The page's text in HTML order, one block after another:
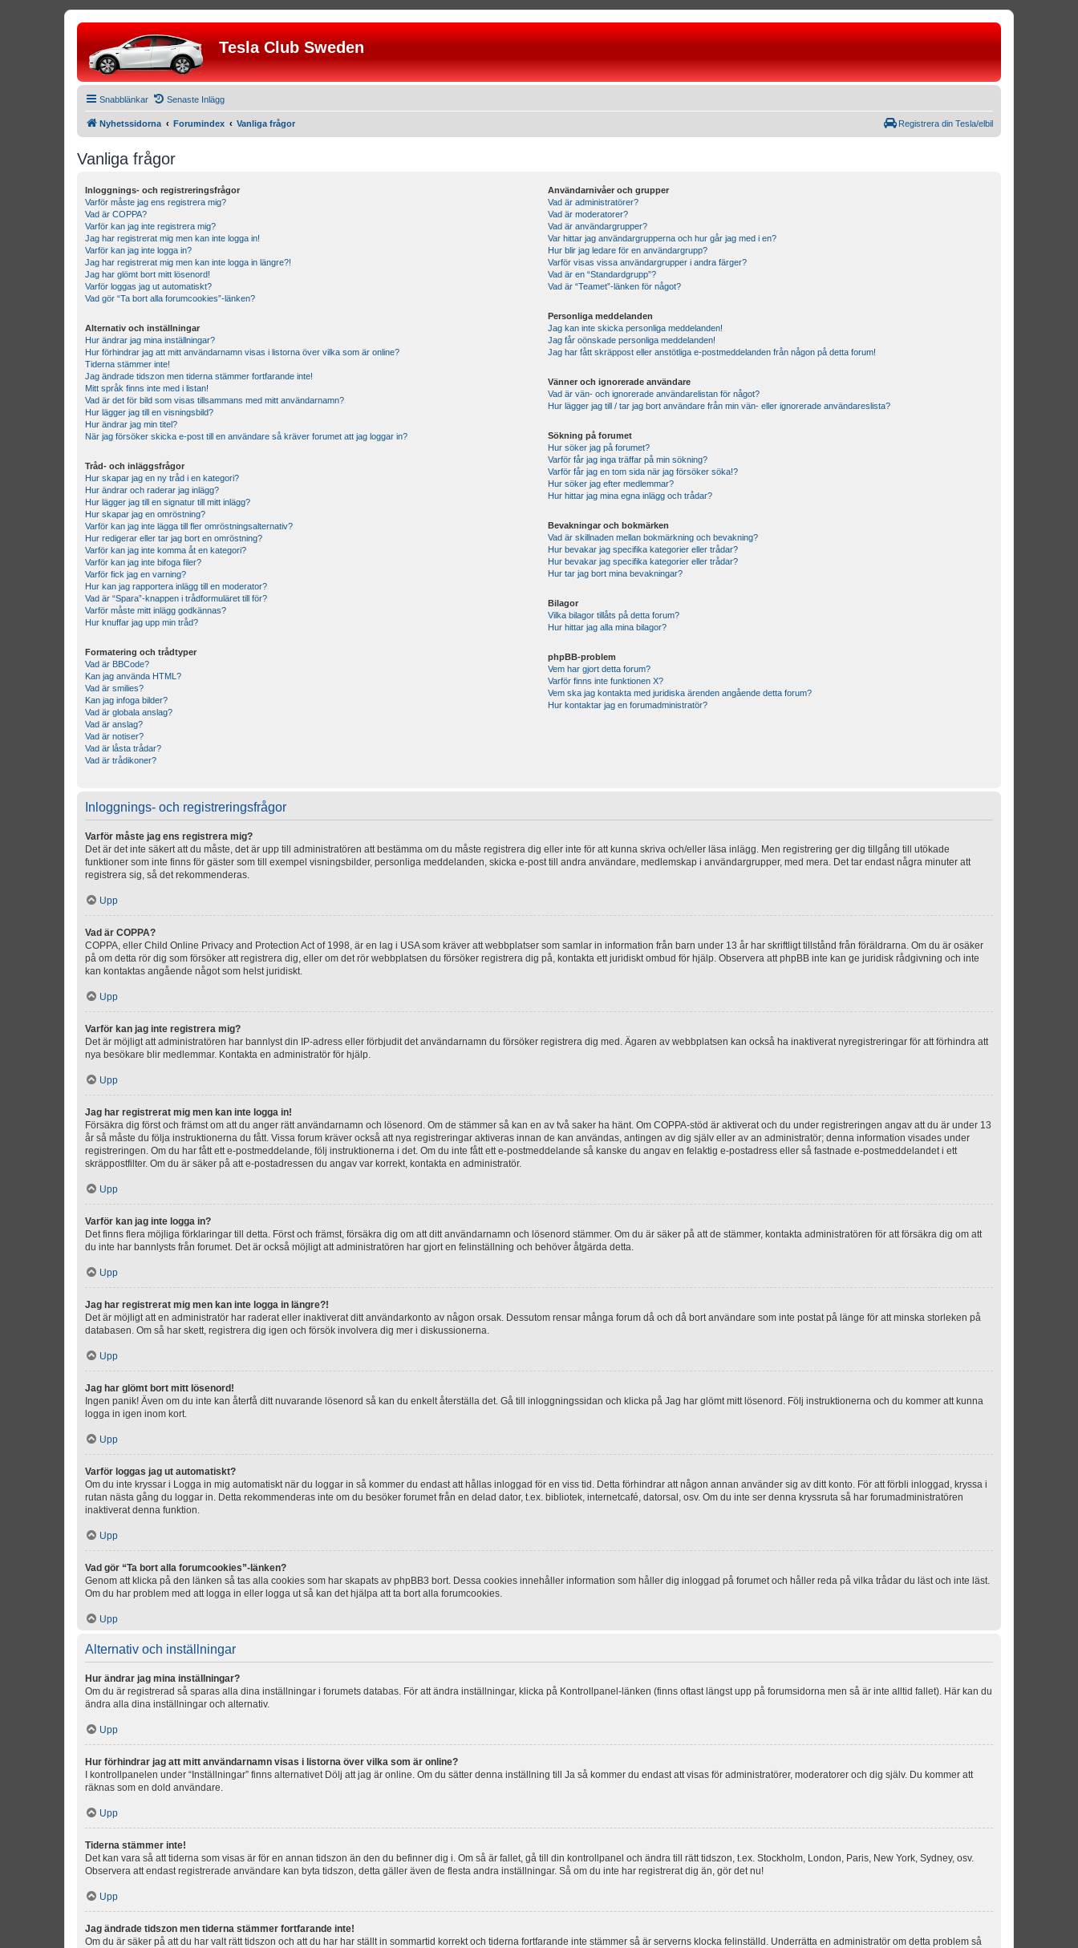
Tesla Club Sweden
Snabblänkar Senaste Inlägg
Nyhetssidorna Forumindex Vanliga frågor Registrera din Tesla/elbil
Vanliga frågor
Inloggnings- och registreringsfrågor
Varför måste jag ens registrera mig?
Vad är COPPA?
Varför kan jag inte registrera mig?
Jag har registrerat mig men kan inte logga in!
Varför kan jag inte logga in?
Jag har registrerat mig men kan inte logga in längre?!
Jag har glömt bort mitt lösenord!
Varför loggas jag ut automatiskt?
Vad gör “Ta bort alla forumcookies”-länken?
Alternativ och inställningar
Hur ändrar jag mina inställningar?
Hur förhindrar jag att mitt användarnamn visas i listorna över vilka som är online?
Tiderna stämmer inte!
Jag ändrade tidszon men tiderna stämmer fortfarande inte!
Mitt språk finns inte med i listan!
Vad är det för bild som visas tillsammans med mitt användarnamn?
Hur lägger jag till en visningsbild?
Hur ändrar jag min titel?
När jag försöker skicka e-post till en användare så kräver forumet att jag loggar in?
Tråd- och inläggsfrågor
Hur skapar jag en ny tråd i en kategori?
Hur ändrar och raderar jag inlägg?
Hur lägger jag till en signatur till mitt inlägg?
Hur skapar jag en omröstning?
Varför kan jag inte lägga till fler omröstningsalternativ?
Hur redigerar eller tar jag bort en omröstning?
Varför kan jag inte komma åt en kategori?
Varför kan jag inte bifoga filer?
Varför fick jag en varning?
Hur kan jag rapportera inlägg till en moderator?
Vad är “Spara”-knappen i trådformuläret till för?
Varför måste mitt inlägg godkännas?
Hur knuffar jag upp min tråd?
Formatering och trådtyper
Vad är BBCode?
Kan jag använda HTML?
Vad är smilies?
Kan jag infoga bilder?
Vad är globala anslag?
Vad är anslag?
Vad är notiser?
Vad är låsta trådar?
Vad är trådikoner?
Användarnivåer och grupper
Vad är administratörer?
Vad är moderatorer?
Vad är användargrupper?
Var hittar jag användargrupperna och hur går jag med i en?
Hur blir jag ledare för en användargrupp?
Varför visas vissa användargrupper i andra färger?
Vad är en “Standardgrupp”?
Vad är “Teamet”-länken för något?
Personliga meddelanden
Jag kan inte skicka personliga meddelanden!
Jag får oönskade personliga meddelanden!
Jag har fått skräppost eller anstötliga e-postmeddelanden från någon på detta forum!
Vänner och ignorerade användare
Vad är vän- och ignorerade användarelistan för något?
Hur lägger jag till / tar jag bort användare från min vän- eller ignorerade användareslista?
Sökning på forumet
Hur söker jag på forumet?
Varför får jag inga träffar på min sökning?
Varför får jag en tom sida när jag försöker söka!?
Hur söker jag efter medlemmar?
Hur hittar jag mina egna inlägg och trådar?
Bevakningar och bokmärken
Vad är skillnaden mellan bokmärkning och bevakning?
Hur bevakar jag specifika kategorier eller trådar?
Hur bevakar jag specifika kategorier eller trådar?
Hur tar jag bort mina bevakningar?
Bilagor
Vilka bilagor tillåts på detta forum?
Hur hittar jag alla mina bilagor?
phpBB-problem
Vem har gjort detta forum?
Varför finns inte funktionen X?
Vem ska jag kontakta med juridiska ärenden angående detta forum?
Hur kontaktar jag en forumadministratör?
Inloggnings- och registreringsfrågor
Varför måste jag ens registrera mig?
Det är det inte säkert att du måste, det är upp till administratören att bestämma om du måste registrera dig eller inte för att kunna skriva och/eller läsa inlägg. Men registrering ger dig tillgång till utökade
funktioner som inte finns för gäster som till exempel visningsbilder, personliga meddelanden, skicka e-post till andra användare, medlemskap i användargrupper, med mera. Det tar endast några minuter att
registrera sig, så det rekommenderas.
Upp
Vad är COPPA?
COPPA, eller Child Online Privacy and Protection Act of 1998, är en lag i USA som kräver att webbplatser som samlar in information från barn under 13 år har skriftligt tillstånd från föräldrarna. Om du är osäker
på om detta rör dig som försöker att registrera dig, eller om det rör webbplatsen du försöker registrera dig på, kontakta ett juridiskt ombud för hjälp. Observera att phpBB inte kan ge juridisk rådgivning och inte
kan kontaktas angående något som helst juridiskt.
Upp
Varför kan jag inte registrera mig?
Det är möjligt att administratören har bannlyst din IP-adress eller förbjudit det användarnamn du försöker registrera dig med. Ägaren av webbplatsen kan också ha inaktiverat nyregistreringar för att förhindra att
nya besökare blir medlemmar. Kontakta en administratör för hjälp.
Upp
Jag har registrerat mig men kan inte logga in!
Försäkra dig först och främst om att du anger rätt användarnamn och lösenord. Om de stämmer så kan en av två saker ha hänt. Om COPPA-stöd är aktiverat och du under registreringen angav att du är under 13
år så måste du följa instruktionerna du fått. Vissa forum kräver också att nya registreringar aktiveras innan de kan användas, antingen av dig själv eller av an administratör; denna information visades under
registreringen. Om du har fått ett e-postmeddelande, följ instruktionerna i det. Om du inte fått ett e-postmeddelande så kanske du angav en felaktig e-postadress eller så fastnade e-postmeddelandet i ett
skräppostfilter. Om du är säker på att e-postadressen du angav var korrekt, kontakta en administratör.
Upp
Varför kan jag inte logga in?
Det finns flera möjliga förklaringar till detta. Först och främst, försäkra dig om att ditt användarnamn och lösenord stämmer. Om du är säker på att de stämmer, kontakta administratören för att försäkra dig om att
du inte har bannlysts från forumet. Det är också möjligt att administratören har gjort en felinställning och behöver åtgärda detta.
Upp
Jag har registrerat mig men kan inte logga in längre?!
Det är möjligt att en administratör har raderat eller inaktiverat ditt användarkonto av någon orsak. Dessutom rensar många forum då och då bort användare som inte postat på länge för att minska storleken på
databasen. Om så har skett, registrera dig igen och försök involvera dig mer i diskussionerna.
Upp
Jag har glömt bort mitt lösenord!
Ingen panik! Även om du inte kan återfå ditt nuvarande lösenord så kan du enkelt återställa det. Gå till inloggningssidan och klicka på Jag har glömt mitt lösenord. Följ instruktionerna och du kommer att kunna
logga in igen inom kort.
Upp
Varför loggas jag ut automatiskt?
Om du inte kryssar i Logga in mig automatiskt när du loggar in så kommer du endast att hållas inloggad för en viss tid. Detta förhindrar att någon annan använder sig av ditt konto. För att förbli inloggad, kryssa i
rutan nästa gång du loggar in. Detta rekommenderas inte om du besöker forumet från en delad dator, t.ex. bibliotek, internetcafé, datorsal, osv. Om du inte ser denna kryssruta så har forumadministratören
inaktiverat denna funktion.
Upp
Vad gör “Ta bort alla forumcookies”-länken?
Genom att klicka på den länken så tas alla cookies som har skapats av phpBB3 bort. Dessa cookies innehåller information som håller dig inloggad på forumet och håller reda på vilka trådar du läst och inte läst.
Om du har problem med att logga in eller logga ut så kan det hjälpa att ta bort alla forumcookies.
Upp
Alternativ och inställningar
Hur ändrar jag mina inställningar?
Om du är registrerad så sparas alla dina inställningar i forumets databas. För att ändra inställningar, klicka på Kontrollpanel-länken (finns oftast längst upp på forumsidorna men så är inte alltid fallet). Här kan du
ändra alla dina inställningar och alternativ.
Upp
Hur förhindrar jag att mitt användarnamn visas i listorna över vilka som är online?
I kontrollpanelen under “Inställningar” finns alternativet Dölj att jag är online. Om du sätter denna inställning till Ja så kommer du endast att visas för administratörer, moderatorer och dig själv. Du kommer att
räknas som en dold användare.
Upp
Tiderna stämmer inte!
Det kan vara så att tiderna som visas är för en annan tidszon än den du befinner dig i. Om så är fallet, gå till din kontrollpanel och ändra till rätt tidszon, t.ex. Stockholm, London, Paris, New York, Sydney, osv.
Observera att endast registrerade användare kan byta tidszon, detta gäller även de flesta andra inställningar. Så om du inte har registrerat dig än, gör det nu!
Upp
Jag ändrade tidszon men tiderna stämmer fortfarande inte!
Om du är säker på att du har valt rätt tidszon och att du har har ställt in sommartid korrekt och tiderna fortfarande inte stämmer så är serverns klocka felinställd. Underrätta en administratör om detta problem så